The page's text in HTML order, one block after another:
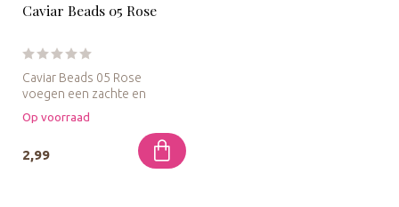
Caviar Beads 05 Rose
Caviar Beads 05 Rose
voegen een zachte en
elegante tint toe aan je
nagelontwerpe...
Op voorraad
2,99